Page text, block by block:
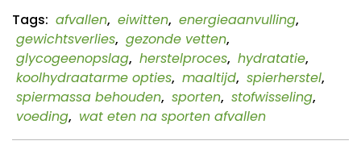
Tags: afvallen, eiwitten, energieaanvulling,
gewichtsverlies, gezonde vetten,
glycogeenopslag, herstelproces, hydratatie,
koolhydraatarme opties, maaltijd, spierherstel,
spiermassa behouden, sporten, stofwisseling,
voeding, wat eten na sporten afvallen